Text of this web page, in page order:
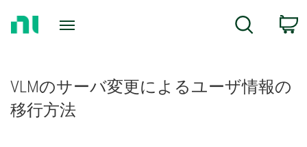
Search
VLMのサーバ変更によるユーザ情報の
移行方法